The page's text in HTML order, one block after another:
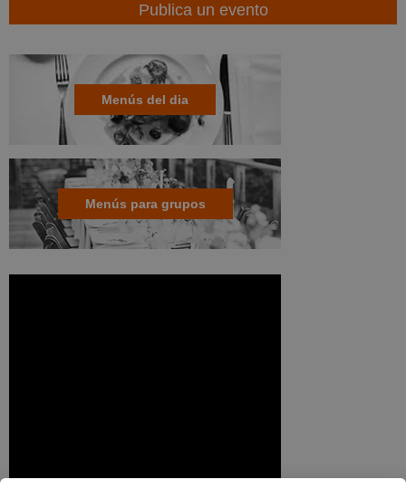
Publica un evento
Menús del dia
Menús para grupos